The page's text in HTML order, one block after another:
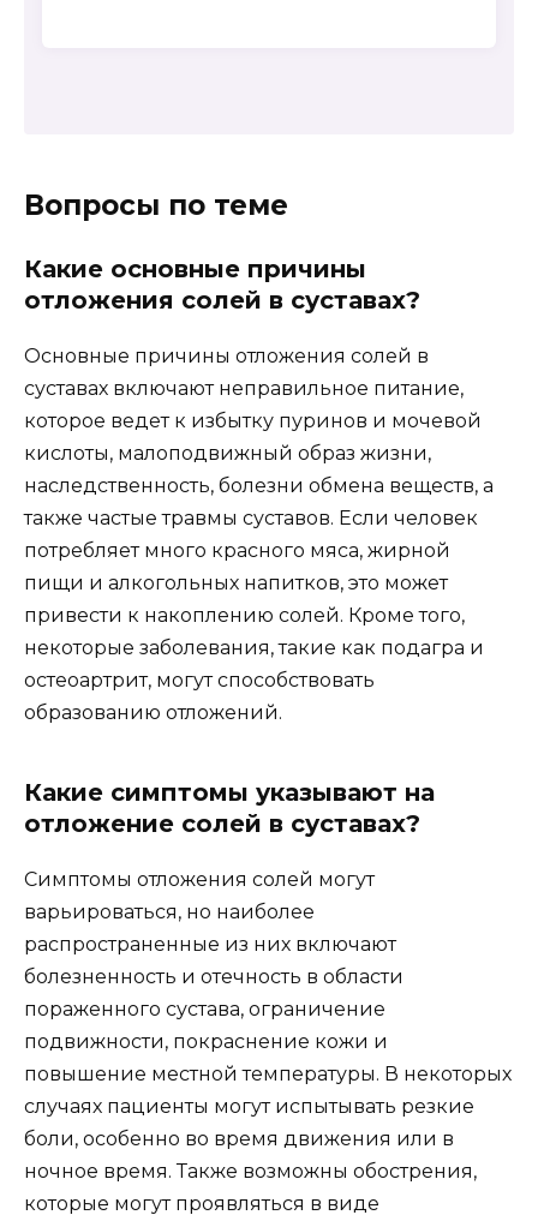
Вопросы по теме
Какие основные причины
отложения солей в суставах?
Основные причины отложения солей в
суставах включают неправильное питание,
которое ведет к избытку пуринов и мочевой
кислоты, малоподвижный образ жизни,
наследственность, болезни обмена веществ, а
также частые травмы суставов. Если человек
потребляет много красного мяса, жирной
пищи и алкогольных напитков, это может
привести к накоплению солей. Кроме того,
некоторые заболевания, такие как подагра и
остеоартрит, могут способствовать
образованию отложений.
Какие симптомы указывают на
отложение солей в суставах?
Симптомы отложения солей могут
варьироваться, но наиболее
распространенные из них включают
болезненность и отечность в области
пораженного сустава, ограничение
подвижности, покраснение кожи и
повышение местной температуры. В некоторых
случаях пациенты могут испытывать резкие
боли, особенно во время движения или в
ночное время. Также возможны обострения,
которые могут проявляться в виде